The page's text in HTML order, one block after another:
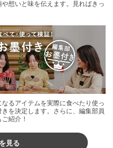
想いと味を伝えます。見ればきっ
るアイテムを実際に食べたり使っ
を決定します。さらに、編集部員
紹介！
見る